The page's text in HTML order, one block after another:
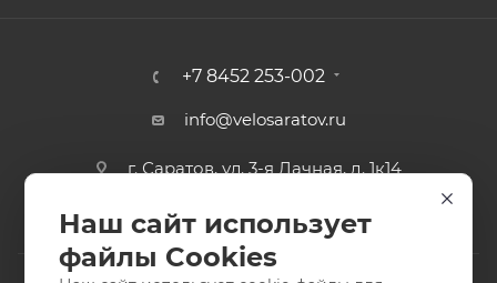
+7 8452 253-002
info@velosaratov.ru
г. Саратов, ул. 3-я Дачная, д. 1к14
Наш сайт использует
файлы Cookies